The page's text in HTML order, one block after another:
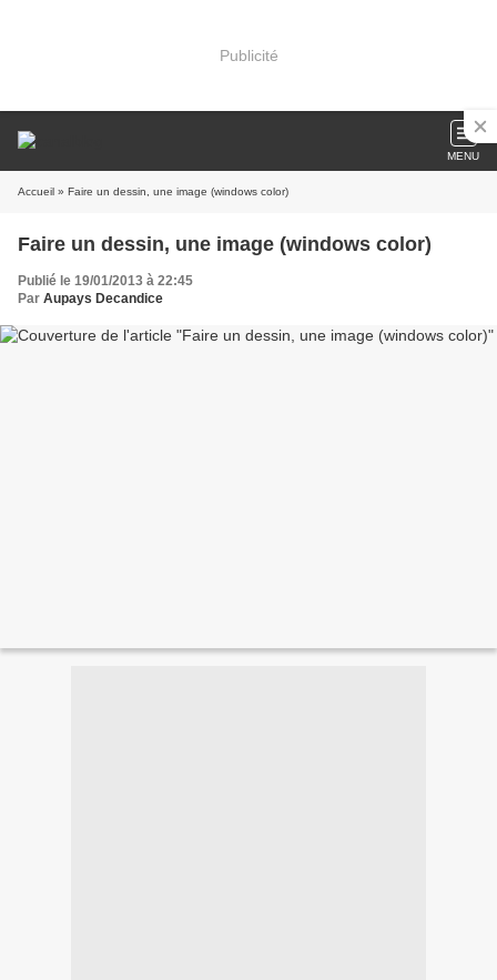
Publicité
MENU
Accueil » Faire un dessin, une image (windows color)
Faire un dessin, une image (windows color)
Publié le 19/01/2013 à 22:45
Par Aupays Decandice